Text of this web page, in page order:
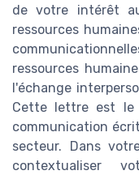
de votre intérêt
ressources
ressources
l'échange
Cette lettre est le
communication
secteur. Dans
contextualiser